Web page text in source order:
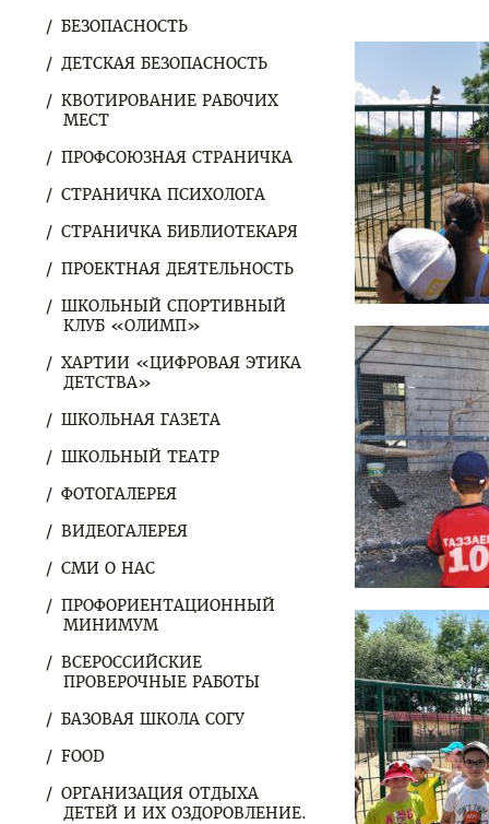
БЕЗОПАСНОСТЬ
ДЕТСКАЯ БЕЗОПАСНОСТЬ
КВОТИРОВАНИЕ РАБОЧИХ
МЕСТ
ПРОФСОЮЗНАЯ СТРАНИЧКА
СТРАНИЧКА ПСИХОЛОГА
СТРАНИЧКА БИБЛИОТЕКАРЯ
ПРОЕКТНАЯ ДЕЯТЕЛЬНОСТЬ
ШКОЛЬНЫЙ СПОРТИВНЫЙ
КЛУБ «ОЛИМП»
ХАРТИИ «ЦИФРОВАЯ ЭТИКА
ДЕТСТВА»
ШКОЛЬНАЯ ГАЗЕТА
ШКОЛЬНЫЙ ТЕАТР
ФОТОГАЛЕРЕЯ
ВИДЕОГАЛЕРЕЯ
СМИ О НАС
ПРОФОРИЕНТАЦИОННЫЙ
МИНИМУМ
ВСЕРОССИЙСКИЕ
ПРОВЕРОЧНЫЕ РАБОТЫ
БАЗОВАЯ ШКОЛА СОГУ
FOOD
ОРГАНИЗАЦИЯ ОТДЫХА
ДЕТЕЙ И ИХ ОЗДОРОВЛЕНИЕ.